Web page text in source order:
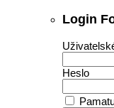
Login
Heslo